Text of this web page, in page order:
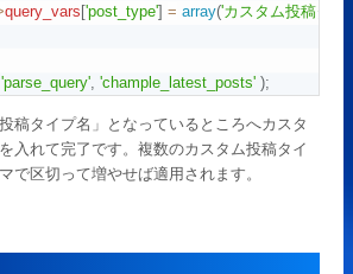
query_vars ['post_type'] = array('カスタム投稿タイ
'parse_query' 'chample_latest_posts' );
稿タイプ名」となっているところへカスタ
入れて完了です。複数のカスタム投稿タイ
で区切って増やせば適用されます。